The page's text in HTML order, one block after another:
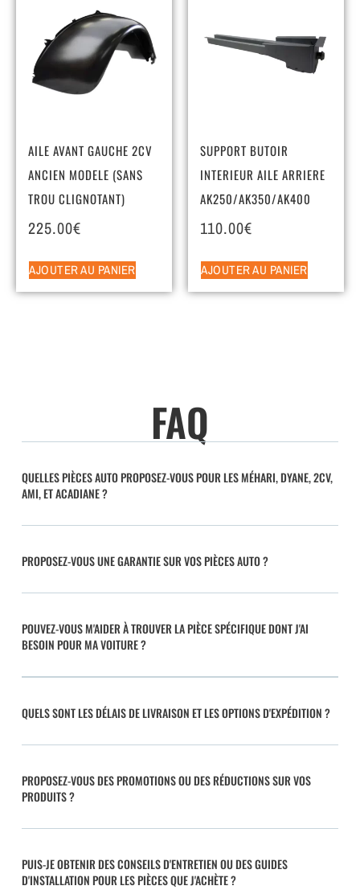
AILE AVANT GAUCHE 2CV
ANCIEN MODELE (SANS
TROU CLIGNOTANT)
225.00€
AJOUTER AU PANIER
SUPPORT BUTOIR
INTERIEUR AILE ARRIERE
AK250/AK350/AK400
110.00€
AJOUTER AU PANIER
FAQ
QUELLES PIÈCES AUTO PROPOSEZ-VOUS POUR LES MÉHARI, DYANE, 2CV,
AMI, ET ACADIANE ?
PROPOSEZ-VOUS UNE GARANTIE SUR VOS PIÈCES AUTO ?
POUVEZ-VOUS M'AIDER À TROUVER LA PIÈCE SPÉCIFIQUE DONT J'AI
BESOIN POUR MA VOITURE ?
QUELS SONT LES DÉLAIS DE LIVRAISON ET LES OPTIONS D'EXPÉDITION ?
PROPOSEZ-VOUS DES PROMOTIONS OU DES RÉDUCTIONS SUR VOS
PRODUITS ?
PUIS-JE OBTENIR DES CONSEILS D'ENTRETIEN OU DES GUIDES
D'INSTALLATION POUR LES PIÈCES QUE J'ACHÈTE ?